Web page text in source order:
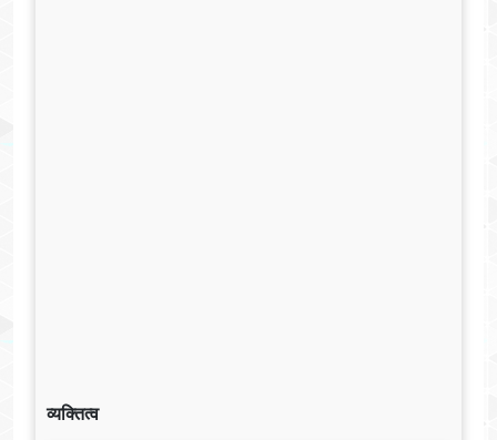
व्यक्तित्व